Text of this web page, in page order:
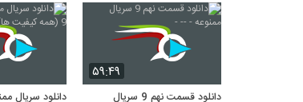
۵۹:۴۹
دانلود قسمت نهم 9 سریال